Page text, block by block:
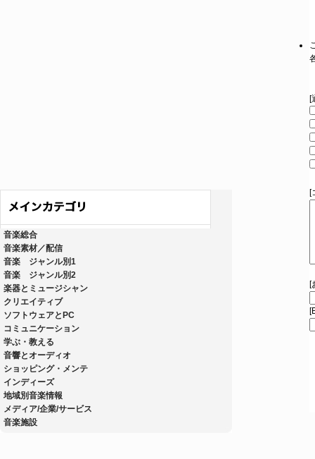
音楽総合
音楽素材／配信
音楽 ジャンル別1
音楽 ジャンル別2
楽器とミュージシャン
クリエイティブ
ソフトウェアとPC
コミュニケーション
学ぶ・教える
音響とオーディオ
ショッピング・メンテ
インディーズ
地域別音楽情報
メディア/企業/サービス
音楽施設
[
[
[